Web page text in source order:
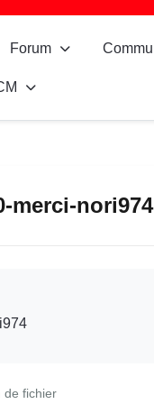
Forum Commu
merci-nori974
de fichier